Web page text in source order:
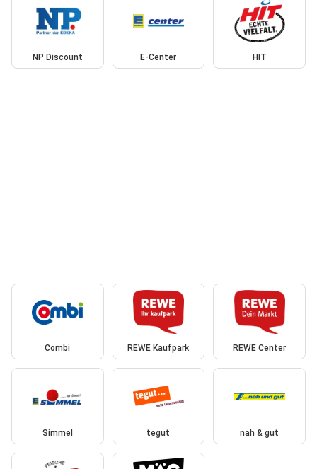
NP Discount E-Center HIT
Combi REWE Kaufpark REWE Center
Simmel tegut nah & gut